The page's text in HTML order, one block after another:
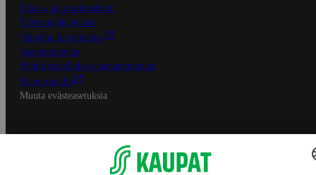
Tilaus- ja toimitusehdot
Tietosuojakäytäntö
Palvelun käyttöehdot
Saavutettavuus
Mobiilisovelluksen saavutettavuus
Mainostajalle
Muuta evästeasetuksia
S-ryhmän palvelut